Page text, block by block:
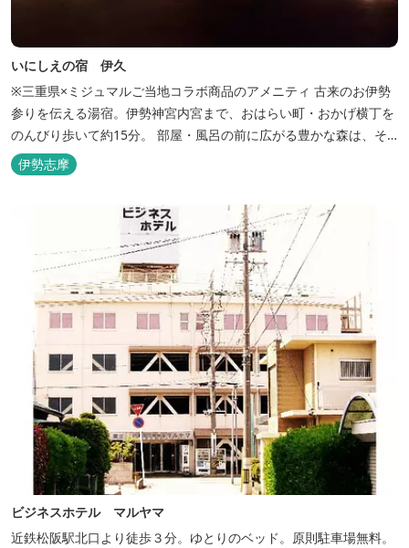
いにしえの宿 伊久
※三重県×ミジュマルご当地コラボ商品のアメニティ 古来のお伊勢
参りを伝える湯宿。伊勢神宮内宮まで、おはらい町・おかげ横丁を
のんびり歩いて約15分。 部屋・風呂の前に広がる豊かな森は、そ
のまま内宮の森へと連なっています。 お伊勢さんとつながってい
る・・そんな気持ちになる宿です。 館内には2つの大浴場と趣の異
伊勢志摩
ビジネスホテル マルヤマ
近鉄松阪駅北口より徒歩３分。ゆとりのベッド。原則駐車場無料。